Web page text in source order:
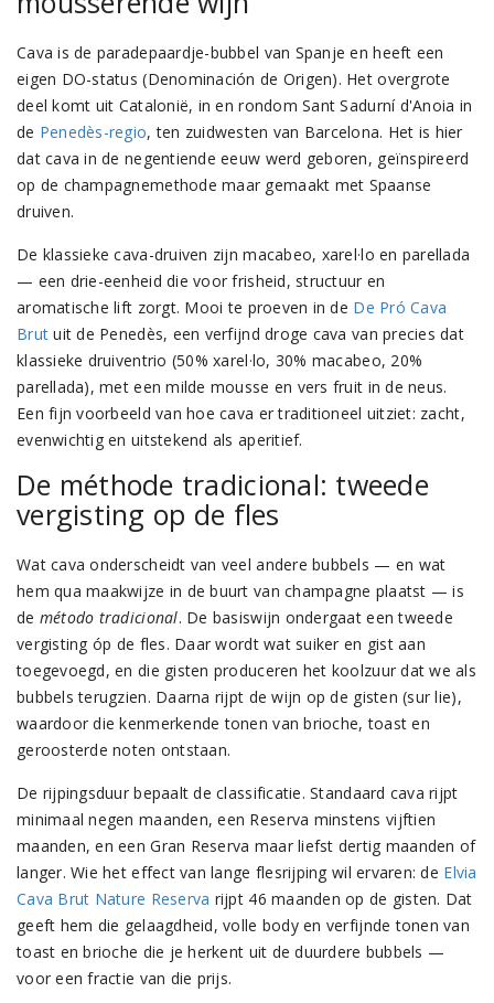
Cava is de paradepaardje-bubbel van Spanje en heeft een
eigen DO-status (Denominación de Origen). Het overgrote
deel komt uit Catalonië, in en rondom Sant Sadurní d'Anoia in
de Penedès-regio, ten zuidwesten van Barcelona. Het is hier
dat cava in de negentiende eeuw werd geboren, geïnspireerd
op de champagnemethode maar gemaakt met Spaanse
druiven.
De klassieke cava-druiven zijn macabeo, xarel·lo en parellada
— een drie-eenheid die voor frisheid, structuur en
aromatische lift zorgt. Mooi te proeven in de De Pró Cava
Brut uit de Penedès, een verfijnd droge cava van precies dat
klassieke druiventrio (50% xarel·lo, 30% macabeo, 20%
parellada), met een milde mousse en vers fruit in de neus.
Een fijn voorbeeld van hoe cava er traditioneel uitziet: zacht,
evenwichtig en uitstekend als aperitief.
De méthode tradicional: tweede
vergisting op de fles
Wat cava onderscheidt van veel andere bubbels — en wat
hem qua maakwijze in de buurt van champagne plaatst — is
de método tradicional. De basiswijn ondergaat een tweede
vergisting óp de fles. Daar wordt wat suiker en gist aan
toegevoegd, en die gisten produceren het koolzuur dat we als
bubbels terugzien. Daarna rijpt de wijn op de gisten (sur lie),
waardoor die kenmerkende tonen van brioche, toast en
geroosterde noten ontstaan.
De rijpingsduur bepaalt de classificatie. Standaard cava rijpt
minimaal negen maanden, een Reserva minstens vijftien
maanden, en een Gran Reserva maar liefst dertig maanden of
langer. Wie het effect van lange flesrijping wil ervaren: de Elvia
Cava Brut Nature Reserva rijpt 46 maanden op de gisten. Dat
geeft hem die gelaagdheid, volle body en verfijnde tonen van
toast en brioche die je herkent uit de duurdere bubbels —
voor een fractie van die prijs.